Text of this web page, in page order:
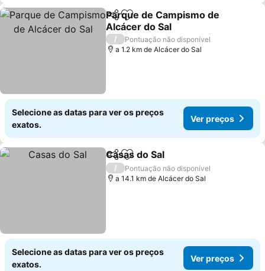
PartilharAdicionar aos favoritos
Parque de Campismo de
Alcácer do Sal
Ver preços
/
Pontuação não disponível
a 1.2 km de Alcácer do Sal
Selecione as datas para ver os preços
exatos.
Ver preços
PartilharAdicionar aos favoritos
Casas do Sal
/
Pontuação não disponível
a 14.1 km de Alcácer do Sal
Selecione as datas para ver os preços
exatos.
Ver preços